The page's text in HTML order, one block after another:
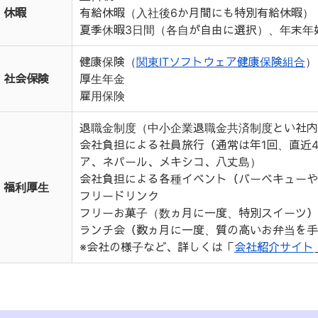
休暇
有給休暇（入社後6か月間にも特別有給休暇）
夏季休暇3日間（各自が自由に選択）、年末
社会保険
健康保険（関東ITソフトウェア健康保険組合）
厚生年金
雇用保険
福利厚生
退職金制度（中小企業退職金共済制度とい社
会社負担による社員旅行（通常は年1回、直
ア、ネパール、メキシコ、八丈島）
会社負担による各種イベント（バーベキュー
フリードリンク
フリーお菓子（数ヵ月に一度、特別スイーツ）
ランチ会（数ヵ月に一度、質の高いお弁当を
※会社の様子など、詳しくは「会社紹介サイト